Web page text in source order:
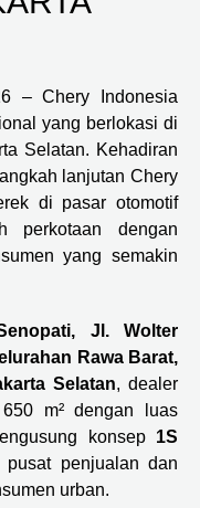
– Chery Indonesia
yang berlokasi di
Selatan. Kehadiran
lanjutan Chery
di pasar otomotif
perkotaan dengan
yang semakin
Jl. Wolter
Rawa Barat,
Selatan, dealer
m² dengan luas
konsep 1S
penjualan dan
urban.